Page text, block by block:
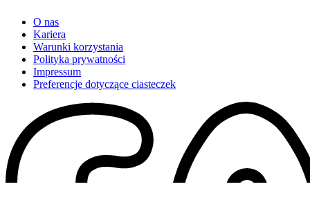
O nas
Kariera
Warunki korzystania
Polityka prywatności
Impressum
Preferencje dotyczące ciasteczek